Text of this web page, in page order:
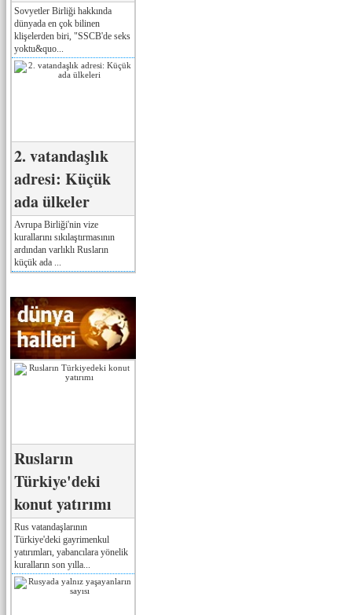
Sovyetler Birliği hakkında
dünyada en çok bilinen
klişelerden biri, "SSCB'de seks
yoktu&quo...
2. vatandaşlık
adresi: Küçük
ada ülkeler
Avrupa Birliği'nin vize
kurallarını sıkılaştırmasının
ardından varlıklı Rusların
küçük ada ...
Rusların
Türkiye'deki
konut yatırımı
Rus vatandaşlarının
Türkiye'deki gayrimenkul
yatırımları, yabancılara yönelik
kuralların son yılla...